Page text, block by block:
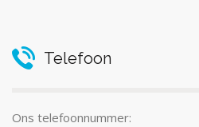
Telefoon
Ons telefoonnummer: